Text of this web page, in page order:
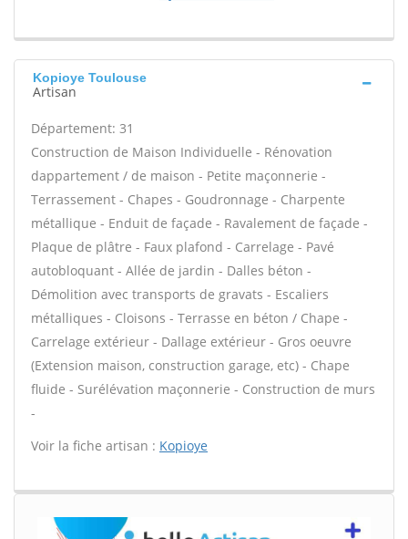
Kopioye Toulouse
Artisan
Département: 31
Construction de Maison Individuelle - Rénovation
dappartement / de maison - Petite maçonnerie -
Terrassement - Chapes - Goudronnage - Charpente
métallique - Enduit de façade - Ravalement de façade -
Plaque de plâtre - Faux plafond - Carrelage - Pavé
autobloquant - Allée de jardin - Dalles béton -
Démolition avec transports de gravats - Escaliers
métalliques - Cloisons - Terrasse en béton / Chape -
Carrelage extérieur - Dallage extérieur - Gros oeuvre
(Extension maison, construction garage, etc) - Chape
fluide - Surélévation maçonnerie - Construction de murs
-
Voir la fiche artisan : Kopioye